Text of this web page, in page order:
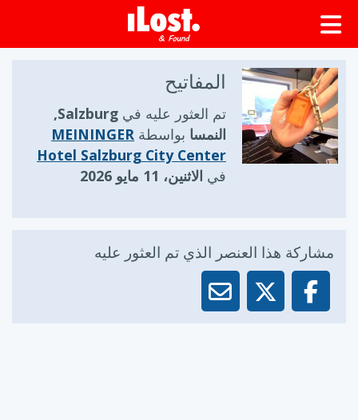
المفاتيح
تم العثور عليه في
Salzburg,
النمسا بواسطة MEININGER
Hotel Salzburg City Center
في الاثنين، 11 مايو 2026
مشاركة هذا العنصر الذي تم العثور عليه